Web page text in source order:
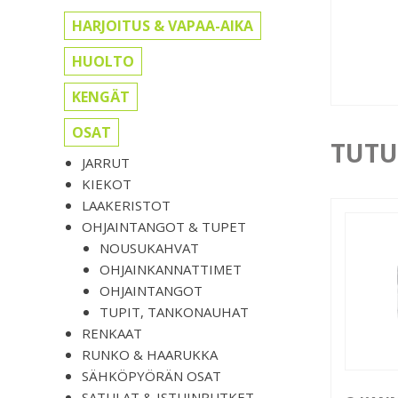
HARJOITUS & VAPAA-AIKA
HUOLTO
KENGÄT
OSAT
JARRUT
KIEKOT
LAAKERISTOT
OHJAINTANGOT & TUPET
NOUSUKAHVAT
OHJAINKANNATTIMET
OHJAINTANGOT
TUPIT, TANKONAUHAT
RENKAAT
RUNKO & HAARUKKA
SÄHKÖPYÖRÄN OSAT